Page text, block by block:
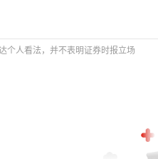
个人看法，并不表明证券时报立场